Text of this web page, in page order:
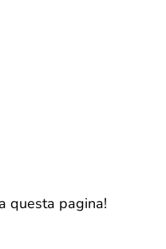
questa pagina!